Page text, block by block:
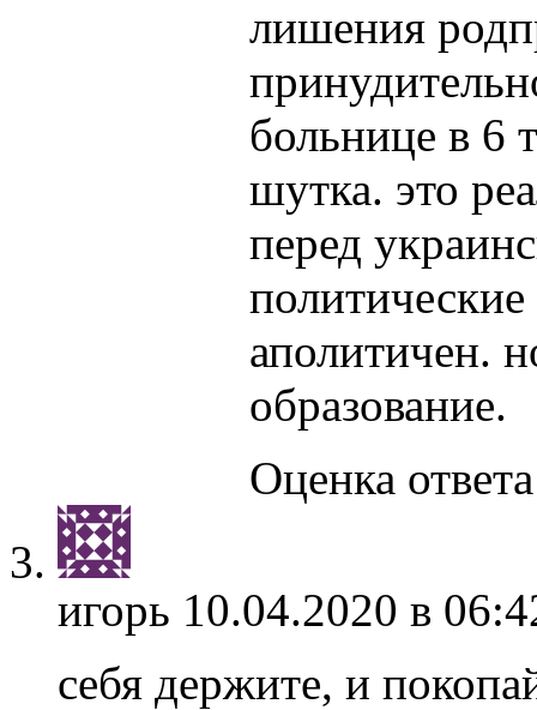
лишения
больнице в 6
шутка. это
перед
аполитичен.
образование.
Оценка
игорь 10.04.2020 в
себя держите, и